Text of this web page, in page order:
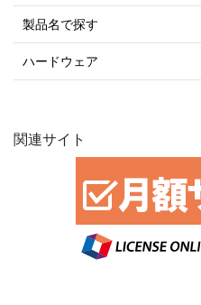
製品名で探す
ハードウェア
関連サイト